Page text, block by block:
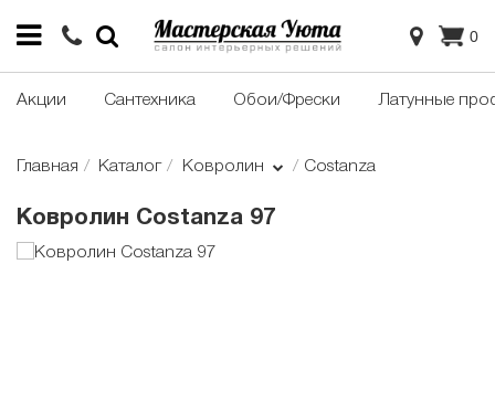
0
Акции Сантехника Обои/Фрески Латунные
Главная Каталог Ковролин Costanza
Ковролин Costanza 97